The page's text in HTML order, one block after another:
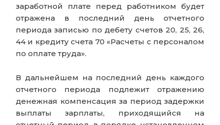
заработной плате перед работником будет
отражена в последний день отчетного
периода записью по дебету счетов 20, 25, 26,
44 и кредиту счета 70 «Расчеты с персоналом
по оплате труда».
В дальнейшем на последний день каждого
отчетного периода подлежит отражению
денежная компенсация за период задержки
выплаты зарплаты, приходящийся на